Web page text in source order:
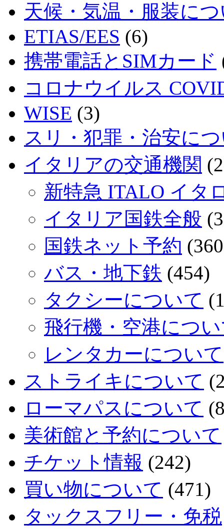
天候・気温・服装に
ETIAS/EES (6)
携帯電話とSIMカード
コロナウイルス
WISE (3)
スリ・犯罪・治安に
イタリアの交通機関
新特急 ITALO イタ
イタリア国鉄全般
国鉄ネット予約
バス・地下鉄 (454)
タクシーについて
飛行機・空港につ
レンタカーについて
ストライキについて
ローマパスについて
美術館と予約について
チケット情報 (242)
買い物について (471)
タックスフリー・免税